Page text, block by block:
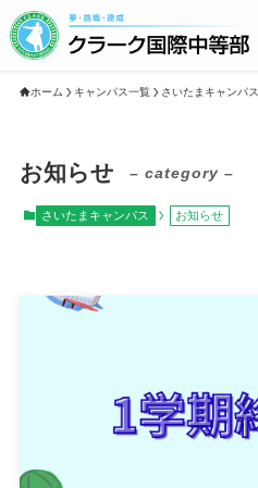
ホーム キャンパス一覧 さいたまキャンパス
お知らせ – category –
さいたまキャンパス お知らせ